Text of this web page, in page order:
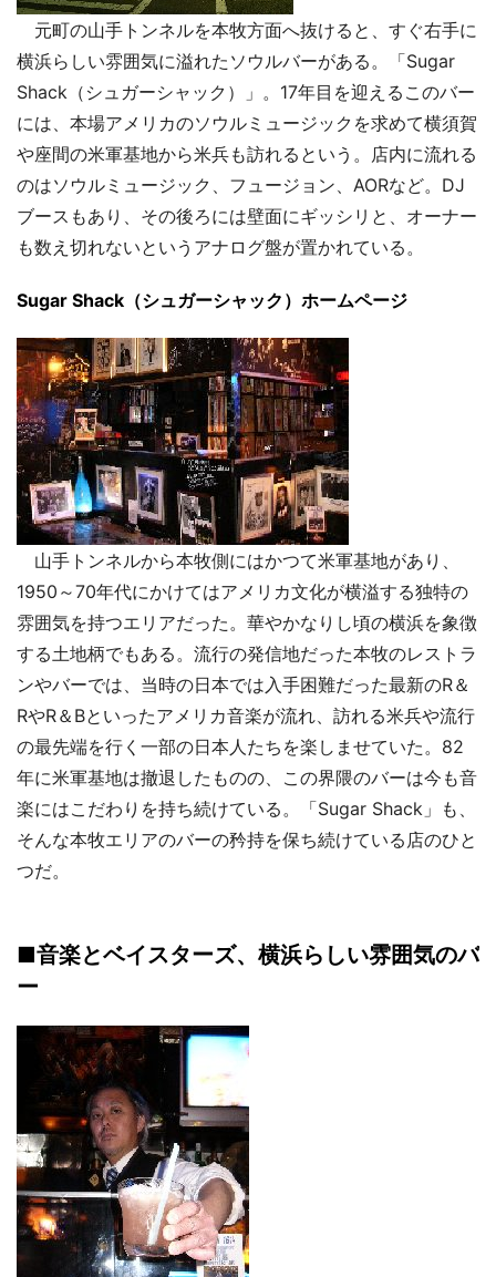
元町の山手トンネルを本牧方面へ抜けると、すぐ右手に
横浜らしい雰囲気に溢れたソウルバーがある。「Sugar
Shack（シュガーシャック）」。17年目を迎えるこのバー
には、本場アメリカのソウルミュージックを求めて横須賀
や座間の米軍基地から米兵も訪れるという。店内に流れる
のはソウルミュージック、フュージョン、AORなど。DJ
ブースもあり、その後ろには壁面にギッシリと、オーナー
も数え切れないというアナログ盤が置かれている。
Sugar Shack（シュガーシャック）ホームページ
山手トンネルから本牧側にはかつて米軍基地があり、
1950～70年代にかけてはアメリカ文化が横溢する独特の
雰囲気を持つエリアだった。華やかなりし頃の横浜を象徴
する土地柄でもある。流行の発信地だった本牧のレストラ
ンやバーでは、当時の日本では入手困難だった最新のR＆
RやR＆Bといったアメリカ音楽が流れ、訪れる米兵や流行
の最先端を行く一部の日本人たちを楽しませていた。82
年に米軍基地は撤退したものの、この界隈のバーは今も音
楽にはこだわりを持ち続けている。「Sugar Shack」も、
そんな本牧エリアのバーの矜持を保ち続けている店のひと
つだ。
■音楽とベイスターズ、横浜らしい雰囲気のバ
ー